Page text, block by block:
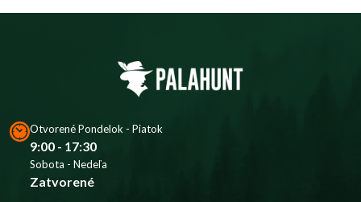
Otvorené Pondelok - Piatok
9:00 - 17:30
Sobota - Nedeľa
Zatvorené